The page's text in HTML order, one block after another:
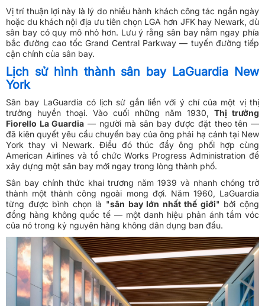
Vị trí thuận lợi này là lý do nhiều hành khách công tác ngắn ngày
hoặc du khách nội địa ưu tiên chọn LGA hơn JFK hay Newark, dù
sân bay có quy mô nhỏ hơn. Lưu ý rằng sân bay nằm ngay phía
bắc đường cao tốc Grand Central Parkway — tuyến đường tiếp
cận chính của sân bay.
Lịch sử hình thành sân bay LaGuardia New
York
Sân bay LaGuardia có lịch sử gắn liền với ý chí của một vị thị
trưởng huyền thoại. Vào cuối những năm 1930, Thị trưởng
Fiorello La Guardia — người mà sân bay được đặt theo tên —
đã kiên quyết yêu cầu chuyến bay của ông phải hạ cánh tại New
York thay vì Newark. Điều đó thúc đẩy ông phối hợp cùng
American Airlines và tổ chức Works Progress Administration để
xây dựng một sân bay mới ngay trong lòng thành phố.
Sân bay chính thức khai trương năm 1939 và nhanh chóng trở
thành một thành công ngoài mong đợi. Năm 1960, LaGuardia
từng được bình chọn là "sân bay lớn nhất thế giới" bởi cộng
đồng hàng không quốc tế — một danh hiệu phản ánh tầm vóc
của nó trong kỷ nguyên hàng không dân dụng ban đầu.